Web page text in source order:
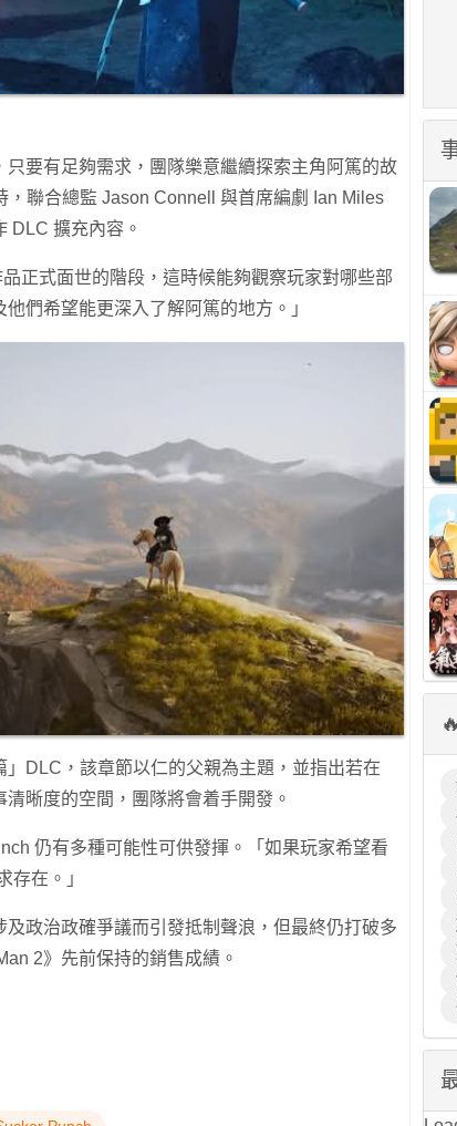
要有足夠需求，團隊樂意繼續探索主角阿篤的故
，聯合總監 Jason Connell 與首席編劇 Ian Miles
DLC 擴充內容。
正式面世的階段，這時候能夠觀察玩家對哪些部
們希望能更深入了解阿篤的地方。」
DLC，該章節以仁的父親為主題，並指出若在
晰度的空間，團隊將會着手開發。
仍有多種可能性可供發揮。「如果玩家希望看
存在。」
政治政確爭議而引發抵制聲浪，但最終仍打破多
2》先前保持的銷售成績。